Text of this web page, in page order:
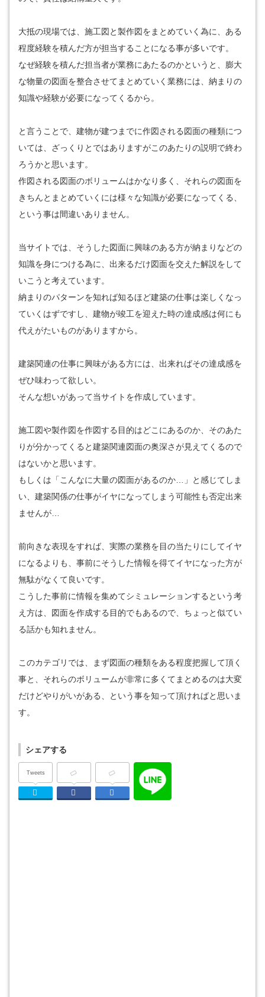
大抵の現場では、施工図と製作図をまとめていく為に、ある
程度経験を積んだ方が担当することになる事が多いです。
なぜ経験を積んだ担当者が業務にあたるのかというと、膨大
な物量の図面を整合させてまとめていく業務には、納まりの
知識や経験が必要になってくるから。
と言うことで、建物が建つまでに作図される図面の種類につ
いては、ざっくりとではありますがこのあたりの説明で終わ
ろうかと思います。
作図される図面のボリュームはかなり多く、それらの図面を
きちんとまとめていくには様々な知識が必要になってくる、
という事は間違いありません。
当サイトでは、そうした図面に興味のある方が納まりなどの
知識を身につける為に、出来るだけ図面を交えた解説をして
いこうと考えています。
納まりのパターンを知れば知るほど建築の仕事は楽しくなっ
ていくはずですし、建物が竣工を迎えた時の達成感は何にも
代えがたいものがありますから。
建築関連の仕事に興味がある方には、出来ればその達成感を
ぜひ味わって欲しい。
そんな想いがあって当サイトを作成しています。
施工図や製作図を作図する目的はどこにあるのか、そのあた
りが分かってくると建築関連図面の奥深さが見えてくるので
はないかと思います。
もしくは「こんなに大量の図面があるのか…」と感じてしま
い、建築関係の仕事がイヤになってしまう可能性も否定出来
ませんが…
前向きな表現をすれば、実際の業務を目の当たりにしてイヤ
になるよりも、事前にそうした情報を得てイヤになった方が
無駄がなくて良いです。
こうした事前に情報を集めてシミュレーションするという考
え方は、図面を作成する目的でもあるので、ちょっと似てい
る話かも知れません。
このカテゴリでは、まず図面の種類をある程度把握して頂く
事と、それらのボリュームが非常に多くてまとめるのは大変
だけどやりがいがある、という事を知って頂ければと思いま
す。
シェアする
Tweets
Twitter Facebook はてなブックマーク